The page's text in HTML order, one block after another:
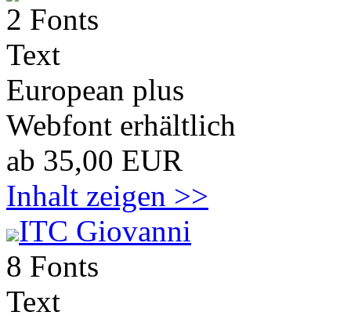
2 Fonts
Text
European plus
Webfont erhältlich
ab 35,00 EUR
Inhalt zeigen >>
ITC Giovanni
8 Fonts
Text